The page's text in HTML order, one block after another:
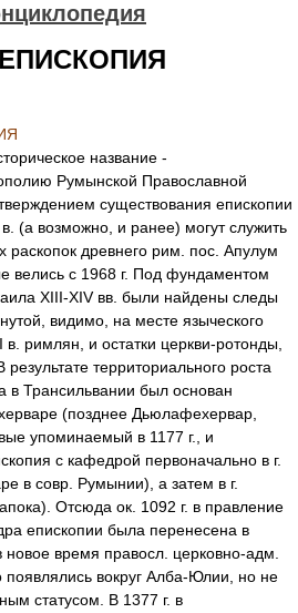
название -
Румынской Православной
существования епископии
(а возможно, и ранее) могут служить
раскопок древнего рим. пос. Апулум
велись с 1968 г. Под фундаментом
XIII-XIV вв. были найдены следы
видимо, на месте языческого
римлян, и остатки церкви-ротонды,
территориального роста
в Трансильвании был основан
(позднее Дьюлафехервар,
упоминаемый в 1177 г., и
с кафедрой первоначально в г.
в совр. Румынии), а затем в г.
Отсюда ок. 1092 г. в правление
епископии была перенесена в
время правосл. церковно-адм.
появлялись вокруг Алба-Юлии, но не
статусом. В 1377 г. в